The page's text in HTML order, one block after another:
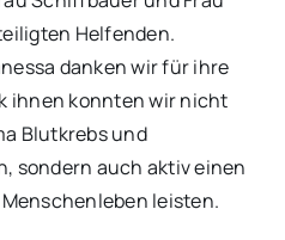
Helfenden.
danken wir für ihre
ihnen konnten wir nicht
Blutkrebs und
sondern auch aktiv einen
leisten.